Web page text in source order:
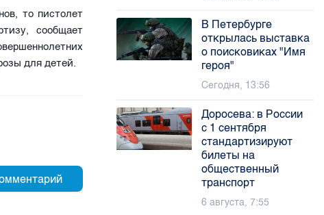
то пистолет
сообщает
для детей.
В Петербурге
открылась выставка
о поисковиках "Имя
героя"
Сегодня, 13:56
Доросева: в России
с 1 сентября
стандартизируют
билеты на
общественный
транспорт
6 августа, 7:55